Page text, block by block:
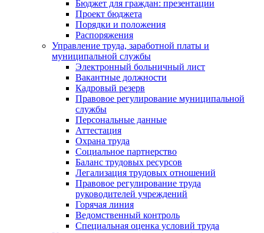
Бюджет для граждан: презентации
Проект бюджета
Порядки и положения
Распоряжения
Управление труда, заработной платы и
муниципальной службы
Электронный больничный лист
Вакантные должности
Кадровый резерв
Правовое регулирование муниципальной
службы
Персональные данные
Аттестация
Охрана труда
Социальное партнерство
Баланс трудовых ресурсов
Легализация трудовых отношений
Правовое регулирование труда
руководителей учреждений
Горячая линия
Ведомственный контроль
Специальная оценка условий труда